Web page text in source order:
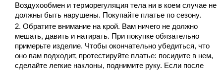
Воздухообмен и терморегуляция тела ни в коем случае не
должны быть нарушены. Покупайте платье по сезону.
Обратите внимание на крой. Вам ничего не должно
мешать, давить и натирать. При покупке обязательно
примерьте изделие. Чтобы окончательно убедиться, что
оно вам подходит, протестируйте платье: посидите в нем,
сделайте легкие наклоны, поднимите руку. Если после